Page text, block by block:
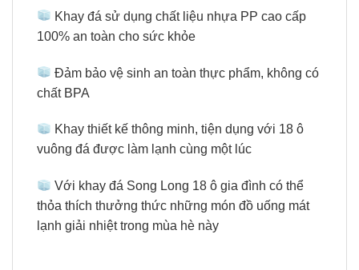
Khay đá sử dụng chất liệu nhựa PP cao cấp
100% an toàn cho sức khỏe
Đảm bảo vệ sinh an toàn thực phẩm, không có
chất BPA
Khay thiết kế thông minh, tiện dụng với 18 ô
vuông đá được làm lạnh cùng một lúc
Với khay đá Song Long 18 ô gia đình có thể
thỏa thích thưởng thức những món đồ uống mát
lạnh giải nhiệt trong mùa hè này